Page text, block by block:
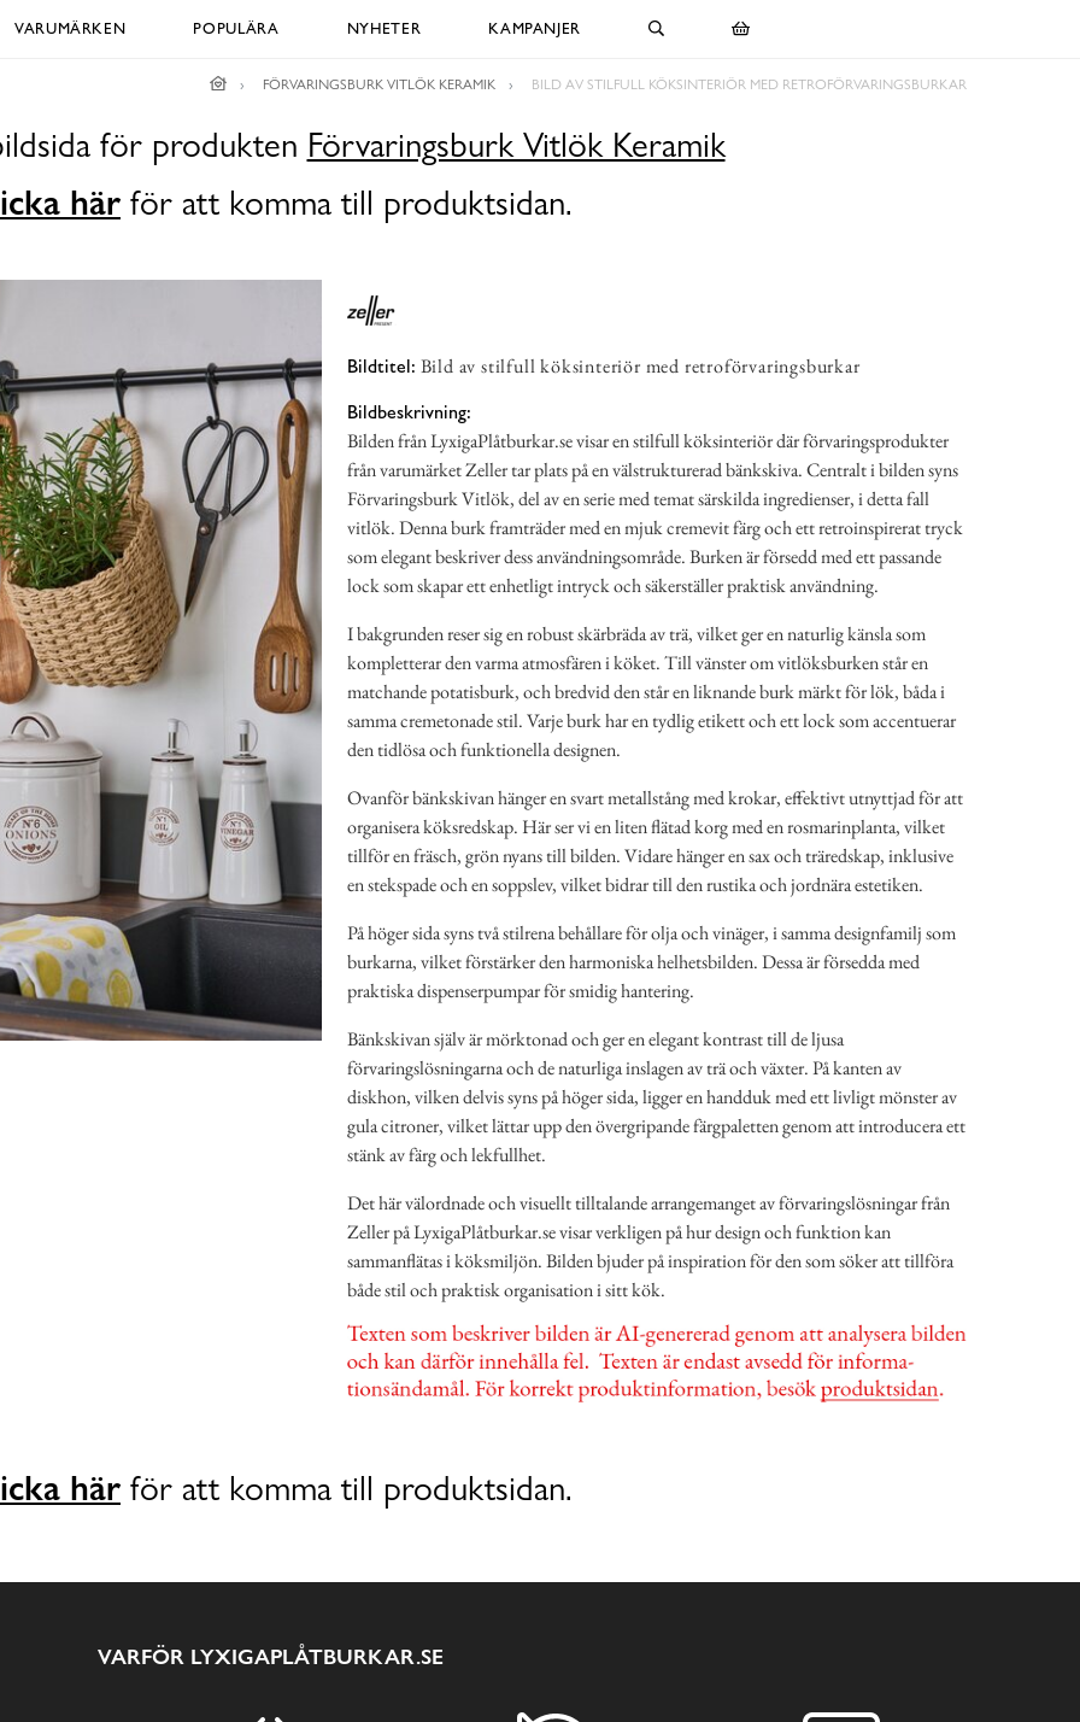
VARUMÄRKEN POPULÄRA NYHETER KAMPANJER
FÖRVARINGSBURK VITLÖK KERAMIK BILD AV STILFULL KÖKSINTERIÖR MED RETROFÖRVARINGSBURKAR
för produkten Förvaringsburk Vitlök Keramik
här för att komma till produktsidan.
Bildtitel: Bild av stilfull köksinteriör med retroförvaringsburkar
Bildbeskrivning:
Bilden från LyxigaPlåtburkar.se visar en stilfull köksinteriör där förvaringsprodukter
från varumärket Zeller tar plats på en välstrukturerad bänkskiva. Centralt i bilden syns
Förvaringsburk Vitlök, del av en serie med temat särskilda ingredienser, i detta fall
vitlök. Denna burk framträder med en mjuk cremevit färg och ett retroinspirerat tryck
som elegant beskriver dess användningsområde. Burken är försedd med ett passande
lock som skapar ett enhetligt intryck och säkerställer praktisk användning.
I bakgrunden reser sig en robust skärbräda av trä, vilket ger en naturlig känsla som
kompletterar den varma atmosfären i köket. Till vänster om vitlöksburken står en
matchande potatisburk, och bredvid den står en liknande burk märkt för lök, båda i
samma cremetonade stil. Varje burk har en tydlig etikett och ett lock som accentuerar
den tidlösa och funktionella designen.
Ovanför bänkskivan hänger en svart metallstång med krokar, effektivt utnyttjad för att
organisera köksredskap. Här ser vi en liten flätad korg med en rosmarinplanta, vilket
tillför en fräsch, grön nyans till bilden. Vidare hänger en sax och träredskap, inklusive
en stekspade och en soppslev, vilket bidrar till den rustika och jordnära estetiken.
På höger sida syns två stilrena behållare för olja och vinäger, i samma designfamilj som
burkarna, vilket förstärker den harmoniska helhetsbilden. Dessa är försedda med
praktiska dispenserpumpar för smidig hantering.
Bänkskivan själv är mörktonad och ger en elegant kontrast till de ljusa
förvaringslösningarna och de naturliga inslagen av trä och växter. På kanten av
diskhon, vilken delvis syns på höger sida, ligger en handduk med ett livligt mönster av
gula citroner, vilket lättar upp den övergripande färgpaletten genom att introducera ett
stänk av färg och lekfullhet.
Det här välordnade och visuellt tilltalande arrangemanget av förvaringslösningar från
Zeller på LyxigaPlåtburkar.se visar verkligen på hur design och funktion kan
sammanflätas i köksmiljön. Bilden bjuder på inspiration för den som söker att tillföra
både stil och praktisk organisation i sitt kök.
här för att komma till produktsidan.
VARFÖR LYXIGAPLÅTBURKAR.SE